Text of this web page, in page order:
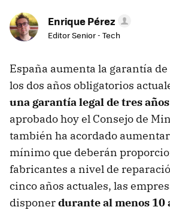
Enrique Pérez
Editor Senior - Tech
España aumenta la garantía
los dos años obligatorios
una garantía legal de tres años
aprobado hoy el Consejo de
también ha acordado
mínimo que deberán
fabricantes a nivel de
cinco años actuales, las
disponerdurante al menos 10